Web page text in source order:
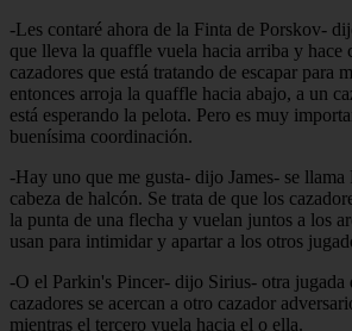
-Les contaré ahora de la Finta de Porskov-
que lleva la quaffle vuela hacia arriba y hace
cazadores que está tratando de escapar para
entonces arroja la quaffle hacia abajo, a un
está esperando la pelota. Pero es muy
buenísima coordinación.
-Hay uno que me gusta- dijo James- se
cabeza de halcón. Se trata de que los
la punta de una flecha y vuelan juntos a los
usan para intimidar y apartar a los otros
-O el Parkin's Pincer- dijo Sirius- otra jugada
cazadores se acercan a otro cazador
mientras el tercero vuela hacia el o ella.